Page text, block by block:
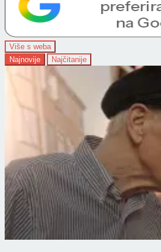
Više s weba
Najnovije
Najčitanije